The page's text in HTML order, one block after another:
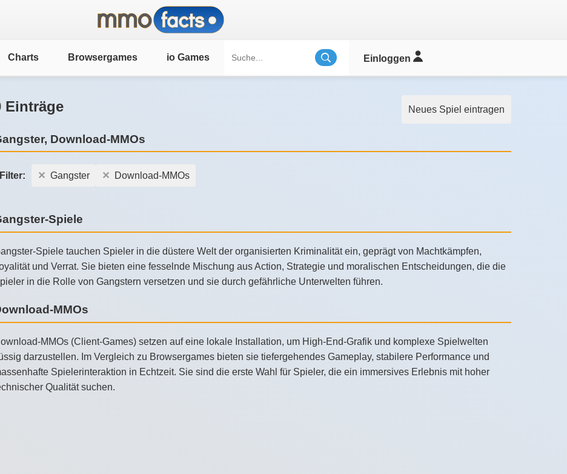
Charts Browsergames io Games Einloggen
Neues Spiel eintragen
Einträge
Download-MMOs
Filter: Gangster Download-MMOs
Spiele
Spiele tauchen Spieler in die düstere Welt der organisierten Kriminalität ein, geprägt von Machtkämpfen,
und Verrat. Sie bieten eine fesselnde Mischung aus Action, Strategie und moralischen Entscheidungen, die die
in die Rolle von Gangstern versetzen und sie durch gefährliche Unterwelten führen.
MMOs
MMOs (Client-Games) setzen auf eine lokale Installation, um High-End-Grafik und komplexe Spielwelten
darzustellen. Im Vergleich zu Browsergames bieten sie tiefergehendes Gameplay, stabilere Performance und
Spielerinteraktion in Echtzeit. Sie sind die erste Wahl für Spieler, die ein immersives Erlebnis mit hoher
Qualität suchen.